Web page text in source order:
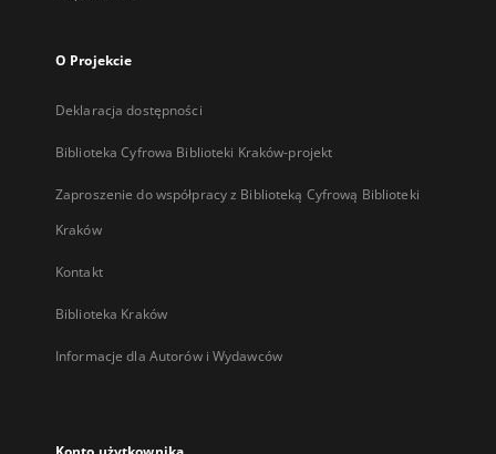
O Projekcie
Deklaracja dostępności
Biblioteka Cyfrowa Biblioteki Kraków-projekt
Zaproszenie do współpracy z Biblioteką Cyfrową Biblioteki
Kraków
Kontakt
Biblioteka Kraków
Informacje dla Autorów i Wydawców